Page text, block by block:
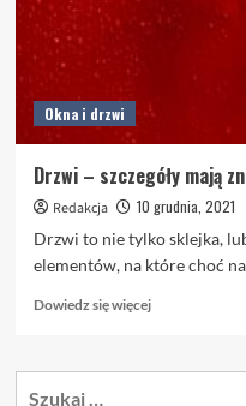
Okna i drzwi
Drzwi – szczegóły mają
Redakcja
10 grudnia, 2021
Drzwi to nie tylko sklejka,
elementów, na które choć
Dowiedz się więcejDowiedz
o